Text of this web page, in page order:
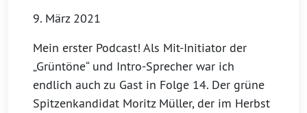
9. März 2021
Mein erster Podcast! Als Mit-Initiator der
„Grüntöne“ und Intro-Sprecher war ich
endlich auch zu Gast in Folge 14. Der grüne
Spitzenkandidat Moritz Müller, der im Herbst